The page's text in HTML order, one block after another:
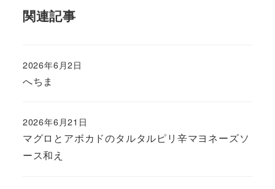
関連記事
へちま
投稿日
2026年6月2日
マグロとアボカドのタルタルピリ辛マヨネーズソ
ース和え
投稿日
2026年6月21日